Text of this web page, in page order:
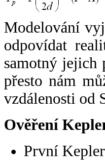
Modelování
odpovídat
samotný jejich
přesto nám
vzdálenosti od
Ověření
První